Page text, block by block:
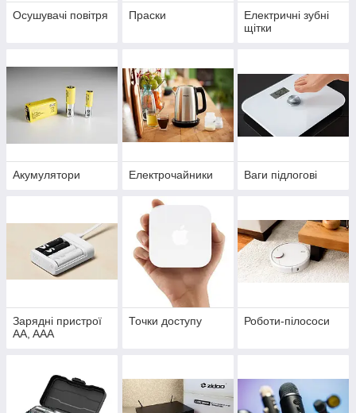
Осушувачі повітря Праски
Електричні зубні
щітки
Акумулятори Електрочайники Ваги підлогові
Зарядні пристрої
AA, AAA
Точки доступу Роботи-пілососи